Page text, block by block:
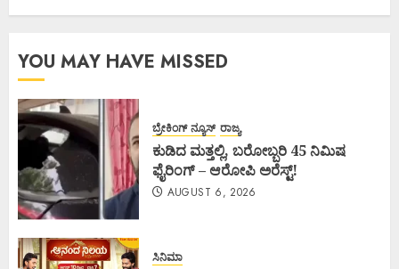
YOU MAY HAVE MISSED
ಬ್ರೇಕಿಂಗ್ ನ್ಯೂಸ್ ರಾಜ್ಯ
ಕುಡಿದ ಮತ್ತಲ್ಲಿ, ಬರೋಬ್ಬರಿ 45 ನಿಮಿಷ
ಫೈರಿಂಗ್ – ಆರೋಪಿ ಅರೆಸ್ಟ್!
AUGUST 6, 2026
ಸಿನಿಮಾ